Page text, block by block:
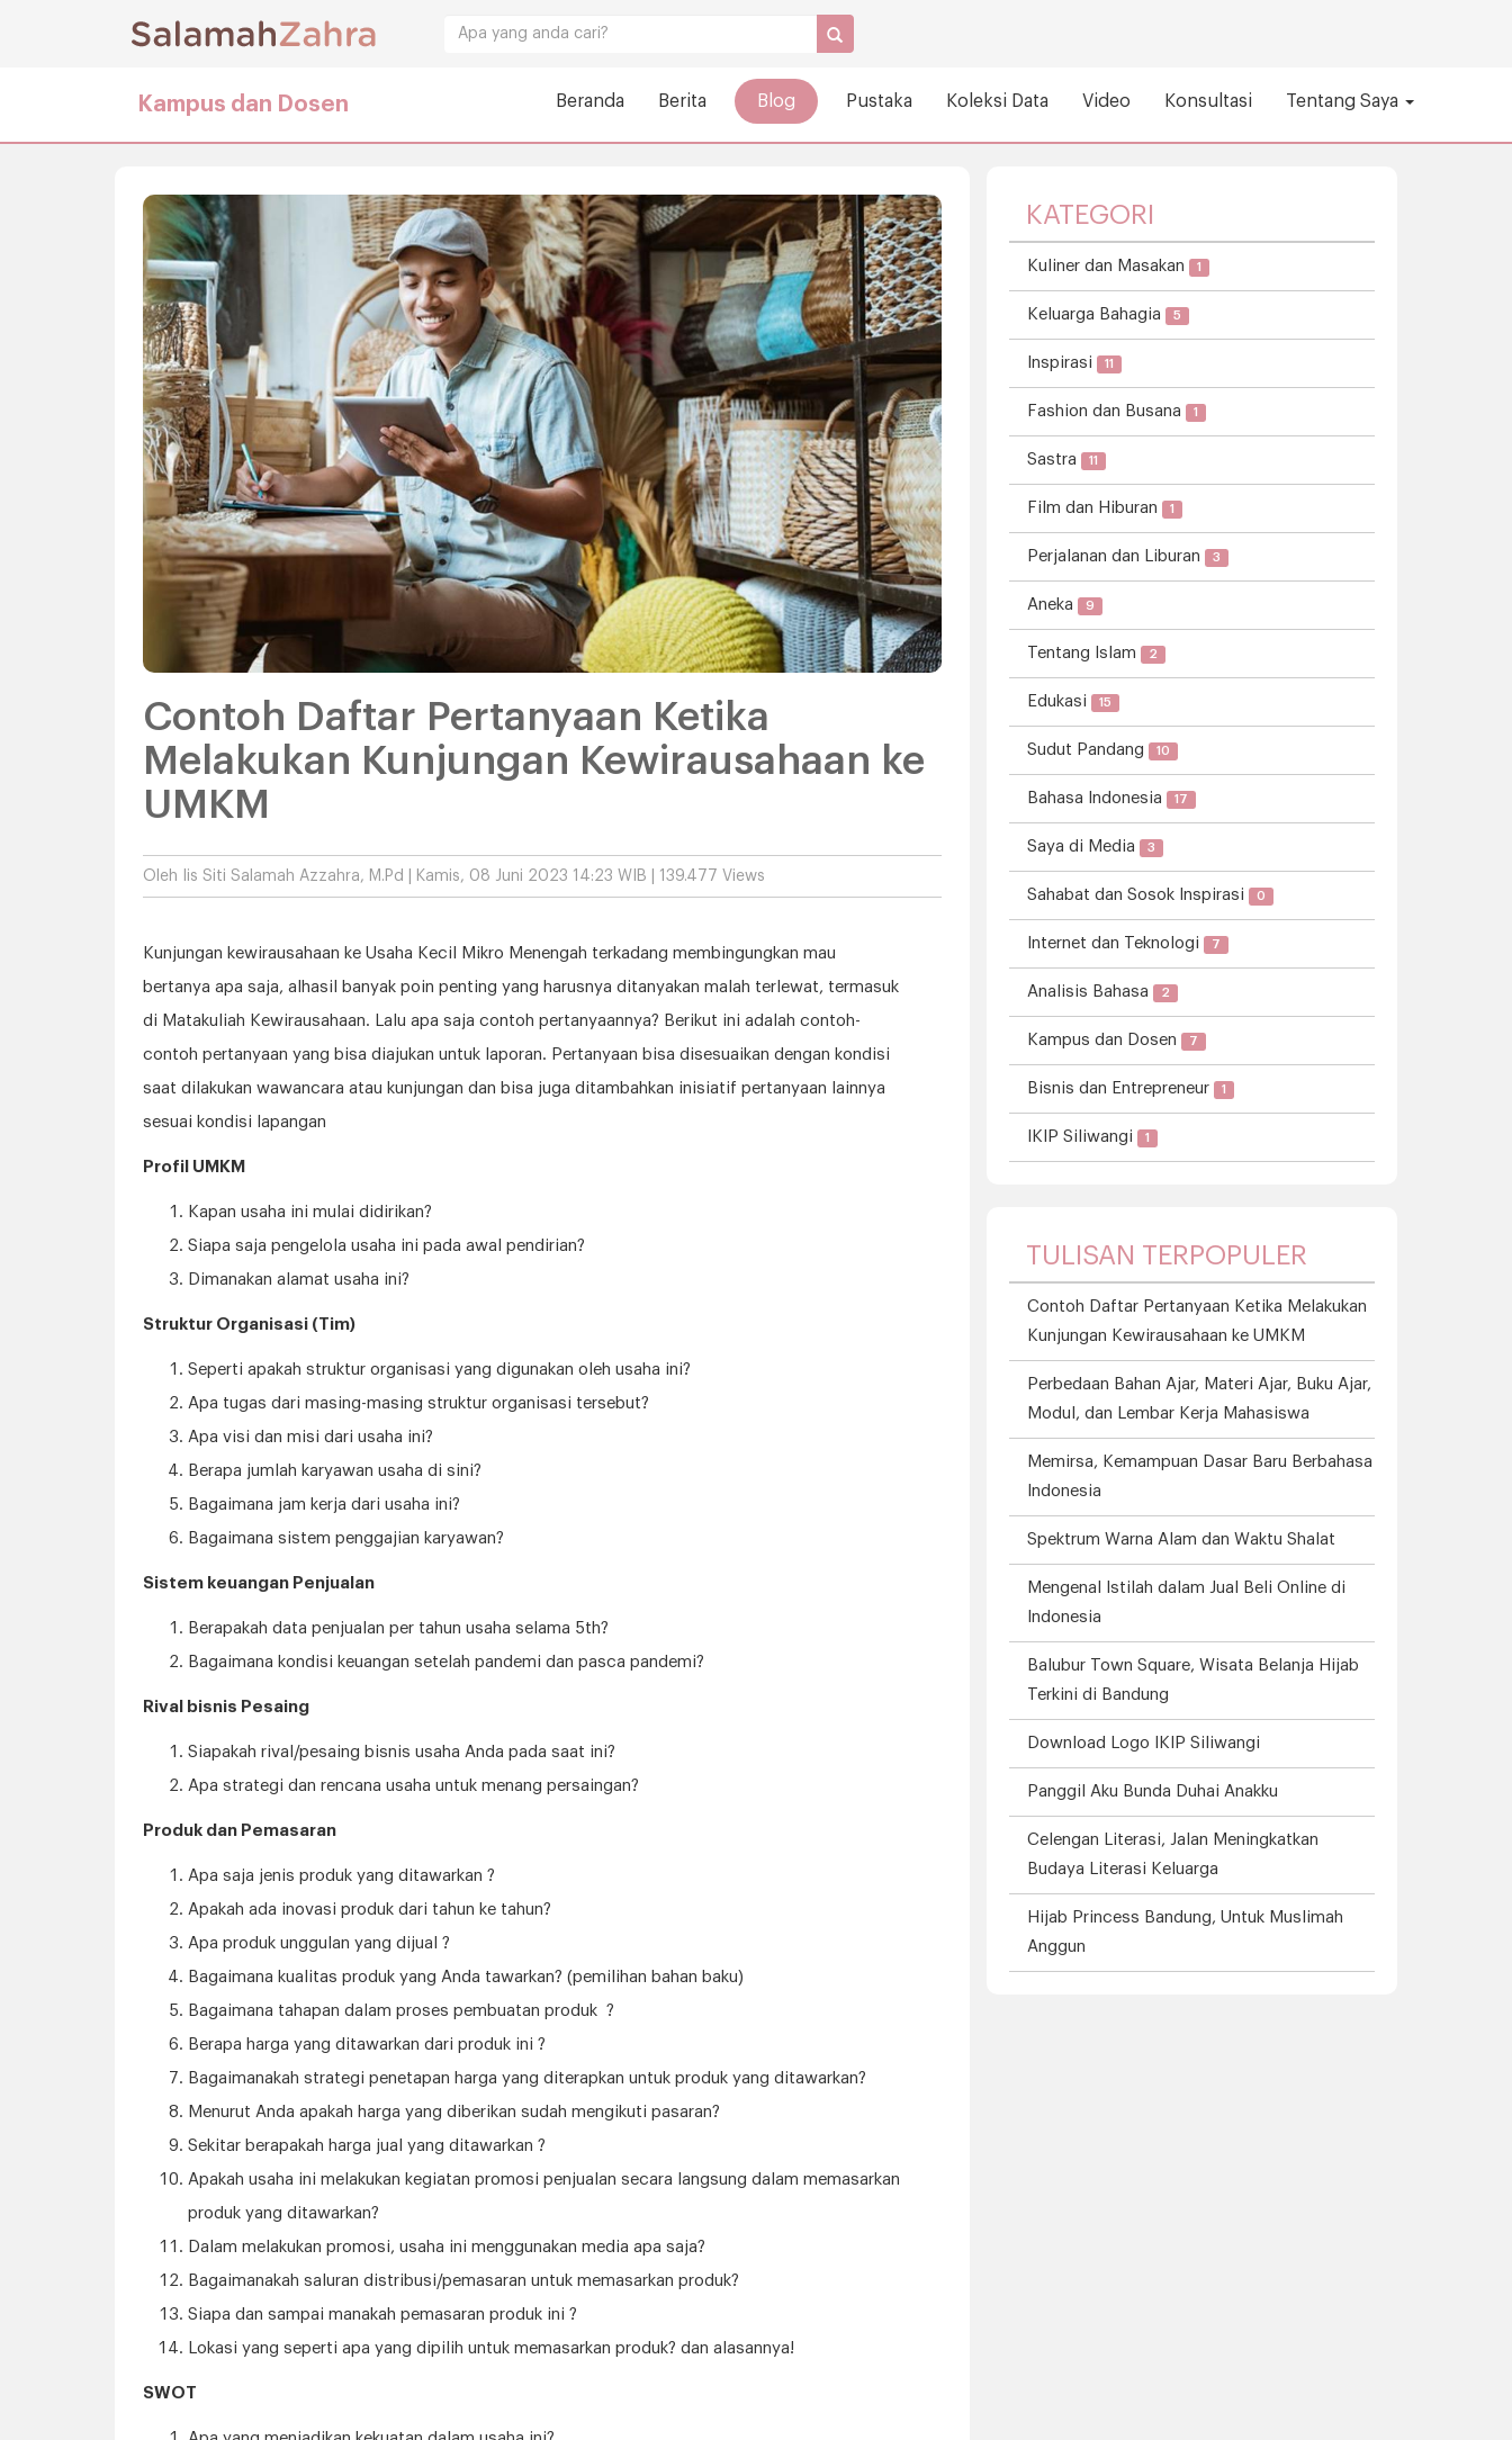
Kampus dan Dosen Beranda Berita Blog Pustaka Koleksi Data Video Konsultasi Tentang Saya
Contoh Daftar Pertanyaan Ketika
Melakukan Kunjungan Kewirausahaan ke
UMKM
Oleh Iis Siti Salamah Azzahra, M.Pd | Kamis, 08 Juni 2023 14:23 WIB | 139.477 Views
Kunjungan kewirausahaan ke Usaha Kecil Mikro Menengah terkadang membingungkan mau
bertanya apa saja, alhasil banyak poin penting yang harusnya ditanyakan malah terlewat, termasuk
di Matakuliah Kewirausahaan. Lalu apa saja contoh pertanyaannya? Berikut ini adalah contoh-
contoh pertanyaan yang bisa diajukan untuk laporan. Pertanyaan bisa disesuaikan dengan kondisi
saat dilakukan wawancara atau kunjungan dan bisa juga ditambahkan inisiatif pertanyaan lainnya
sesuai kondisi lapangan
Profil UMKM
Kapan usaha ini mulai didirikan?
Siapa saja pengelola usaha ini pada awal pendirian?
Dimanakan alamat usaha ini?
Struktur Organisasi (Tim)
Seperti apakah struktur organisasi yang digunakan oleh usaha ini?
Apa tugas dari masing-masing struktur organisasi tersebut?
Apa visi dan misi dari usaha ini?
Berapa jumlah karyawan usaha di sini?
Bagaimana jam kerja dari usaha ini?
Bagaimana sistem penggajian karyawan?
Sistem keuangan Penjualan
Berapakah data penjualan per tahun usaha selama 5th?
Bagaimana kondisi keuangan setelah pandemi dan pasca pandemi?
Rival bisnis Pesaing
Siapakah rival/pesaing bisnis usaha Anda pada saat ini?
Apa strategi dan rencana usaha untuk menang persaingan?
Produk dan Pemasaran
Apa saja jenis produk yang ditawarkan ?
Apakah ada inovasi produk dari tahun ke tahun?
Apa produk unggulan yang dijual ?
Bagaimana kualitas produk yang Anda tawarkan? (pemilihan bahan baku)
Bagaimana tahapan dalam proses pembuatan produk ?
Berapa harga yang ditawarkan dari produk ini ?
Bagaimanakah strategi penetapan harga yang diterapkan untuk produk yang ditawarkan?
Menurut Anda apakah harga yang diberikan sudah mengikuti pasaran?
Sekitar berapakah harga jual yang ditawarkan ?
Apakah usaha ini melakukan kegiatan promosi penjualan secara langsung dalam memasarkan
produk yang ditawarkan?
Dalam melakukan promosi, usaha ini menggunakan media apa saja?
Bagaimanakah saluran distribusi/pemasaran untuk memasarkan produk?
Siapa dan sampai manakah pemasaran produk ini ?
Lokasi yang seperti apa yang dipilih untuk memasarkan produk? dan alasannya!
SWOT
KATEGORI
Kuliner dan Masakan 1
Keluarga Bahagia 5
Inspirasi 11
Fashion dan Busana 1
Sastra 11
Film dan Hiburan 1
Perjalanan dan Liburan 3
Aneka 9
Tentang Islam 2
Edukasi 15
Sudut Pandang 10
Bahasa Indonesia 17
Saya di Media 3
Sahabat dan Sosok Inspirasi 0
Internet dan Teknologi 7
Analisis Bahasa 2
Kampus dan Dosen 7
Bisnis dan Entrepreneur 1
IKIP Siliwangi 1
TULISAN TERPOPULER
Contoh Daftar Pertanyaan Ketika Melakukan
Kunjungan Kewirausahaan ke UMKM
Perbedaan Bahan Ajar, Materi Ajar, Buku Ajar,
Modul, dan Lembar Kerja Mahasiswa
Memirsa, Kemampuan Dasar Baru Berbahasa
Indonesia
Spektrum Warna Alam dan Waktu Shalat
Mengenal Istilah dalam Jual Beli Online di
Indonesia
Balubur Town Square, Wisata Belanja Hijab
Terkini di Bandung
Download Logo IKIP Siliwangi
Panggil Aku Bunda Duhai Anakku
Celengan Literasi, Jalan Meningkatkan
Budaya Literasi Keluarga
Hijab Princess Bandung, Untuk Muslimah
Anggun